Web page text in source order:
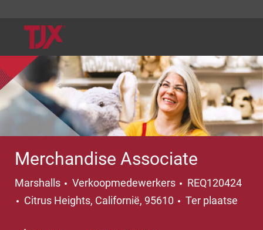
Merchandise Associate
Marshalls Categorie
Verkoopmedewerkers
REQ120424
Plaats
Citrus Heights, Californië, 95610 Ter plaatse